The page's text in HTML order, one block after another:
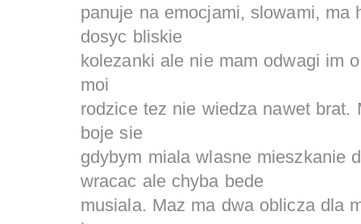
panuje na emocjami, slowami, ma
dosyc bliskie
kolezanki ale nie mam odwagi im
moi
rodzice tez nie wiedza nawet brat.
boje sie
gdybym miala wlasne mieszkanie
wracac ale chyba bede
musiala. Maz ma dwa oblicza dla